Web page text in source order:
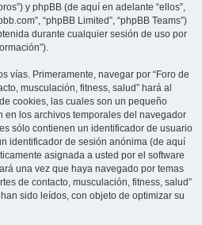
y phpBB (de aquí en adelante “ellos”,
“phpBB Limited”, “phpBB Teams”)
durante cualquier sesión de uso por
vías. Primeramente, navegar por “Foro de
musculación, fitness, salud” hará al
cookies, las cuales son un pequeño
en los archivos temporales del navegador
sólo contienen un identificador de usuario
identificador de sesión anónima (de aquí
asignada a usted por el software
una vez que haya navegado por temas
de contacto, musculación, fitness, salud”
sido leídos, con objeto de optimizar su